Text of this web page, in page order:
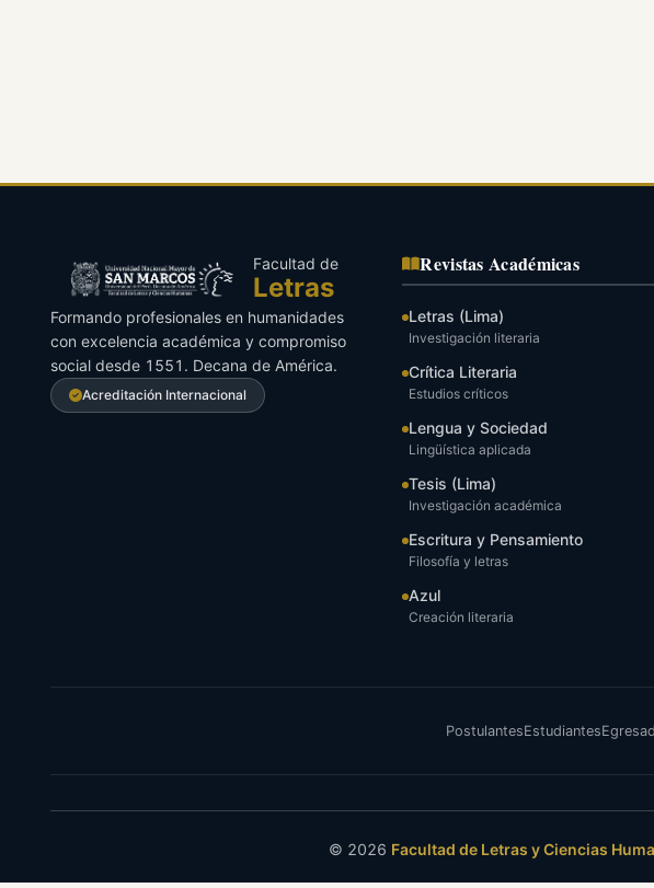
Facultad de
Letras
Formando profesionales en humanidades
con excelencia académica y compromiso
social desde 1551. Decana de América.
Acreditación Internacional
Revistas Académicas
Letras (Lima)
Investigación literaria
Crítica Literaria
Estudios críticos
Lengua y Sociedad
Lingüística aplicada
Tesis (Lima)
Investigación académica
Escritura y Pensamiento
Filosofía y letras
Azul
Creación literaria
PostulantesEstudiantes
© 2026 Facultad de Letras y Ciencias